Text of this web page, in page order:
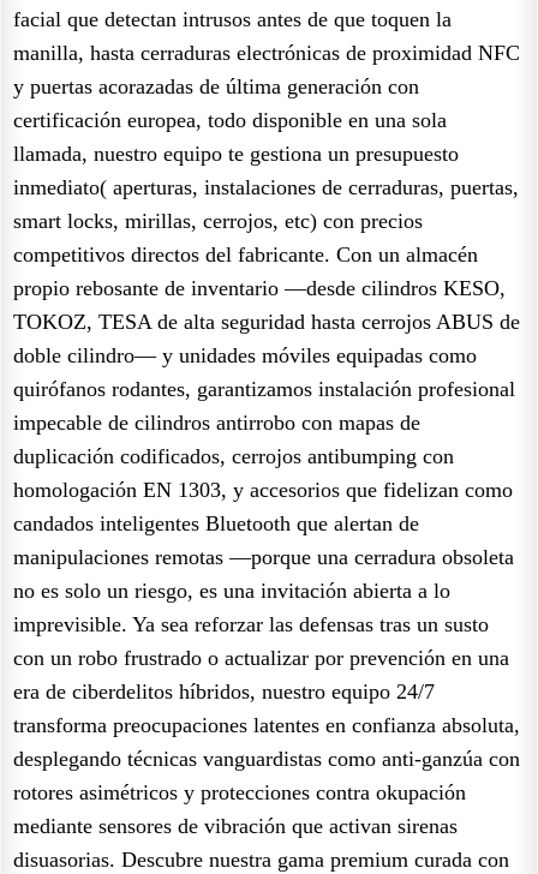
facial que detectan intrusos antes de que toquen la
manilla, hasta cerraduras electrónicas de proximidad NFC
y puertas acorazadas de última generación con
certificación europea, todo disponible en una sola
llamada, nuestro equipo te gestiona un presupuesto
inmediato( aperturas, instalaciones de cerraduras, puertas,
smart locks, mirillas, cerrojos, etc) con precios
competitivos directos del fabricante. Con un almacén
propio rebosante de inventario —desde cilindros KESO,
TOKOZ, TESA de alta seguridad hasta cerrojos ABUS de
doble cilindro— y unidades móviles equipadas como
quirófanos rodantes, garantizamos instalación profesional
impecable de cilindros antirrobo con mapas de
duplicación codificados, cerrojos antibumping con
homologación EN 1303, y accesorios que fidelizan como
candados inteligentes Bluetooth que alertan de
manipulaciones remotas —porque una cerradura obsoleta
no es solo un riesgo, es una invitación abierta a lo
imprevisible. Ya sea reforzar las defensas tras un susto
con un robo frustrado o actualizar por prevención en una
era de ciberdelitos híbridos, nuestro equipo 24/7
transforma preocupaciones latentes en confianza absoluta,
desplegando técnicas vanguardistas como anti-ganzúa con
rotores asimétricos y protecciones contra okupación
mediante sensores de vibración que activan sirenas
disuasorias. Descubre nuestra gama premium curada con